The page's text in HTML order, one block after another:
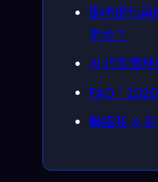
即時優化與
定義？
AI 行銷落
FAQ：
聯絡我 &